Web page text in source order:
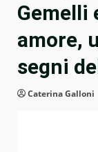
Gemelli
amore,
segni
Caterina Galloni